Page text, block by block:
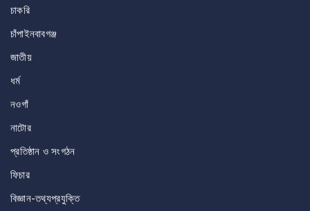
চাকরি
চাঁপাইনবাবগঞ্জ
জাতীয়
ধর্ম
নওগাঁ
নাটোর
প্রতিষ্ঠান ও সংগঠন
ফিচার
বিজ্ঞান-তথ্যপ্রযুক্তি